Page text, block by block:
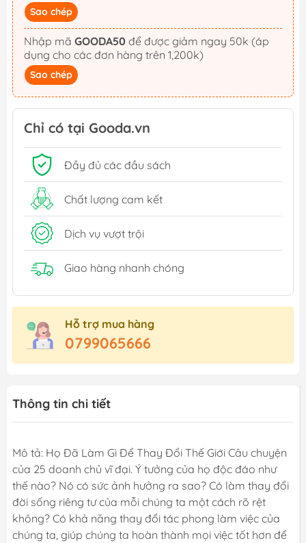
Sao chép
Nhập mã GOODA50
dụng cho các đơn hàng trên 1,200k)
Sao chép
Chỉ có tại Gooda.vn
Đầy đủ các đầu sách
Chất lượng cam kết
Dịch vụ vượt trội
Giao hàng nhanh chóng
Hỗ trợ mua hàng
0799065666
Thông tin chi tiết
Mô tả: Họ Đã Làm Gì Để Thay Đổi Thế Giới Câu chuyện
của 25 doanh chủ vĩ đại. Ý tưởng của họ độc đáo như
thế nào? Nó có sức ảnh hưởng ra sao? Có làm thay đổi
đời sống riêng tư của mỗi chúng ta một cách rõ rệt
không? Có khả năng thay đổi tác phong làm việc của
chúng ta, giúp chúng ta hoàn thành mọi việc tốt hơn để